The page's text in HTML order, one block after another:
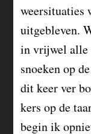
weersituaties
uitgebleven.
in vrijwel alle
snoeken op
dit keer ver
kers op de
begin ik